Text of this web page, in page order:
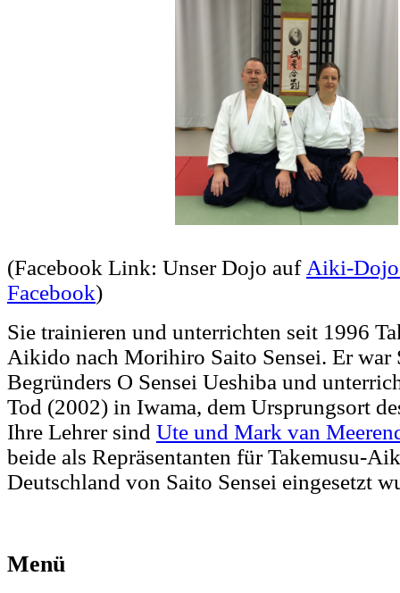
(Facebook Link: Unser Dojo auf Aiki-
Facebook)
Sie trainieren und unterrichten seit 1996
Aikido nach Morihiro Saito Sensei. Er war
Begründers O Sensei Ueshiba und
Tod (2002) in Iwama, dem Ursprungsort
Ihre Lehrer sind Ute und Mark van
beide als Repräsentanten für Takemusu-
Deutschland von Saito Sensei eingesetzt
Menü